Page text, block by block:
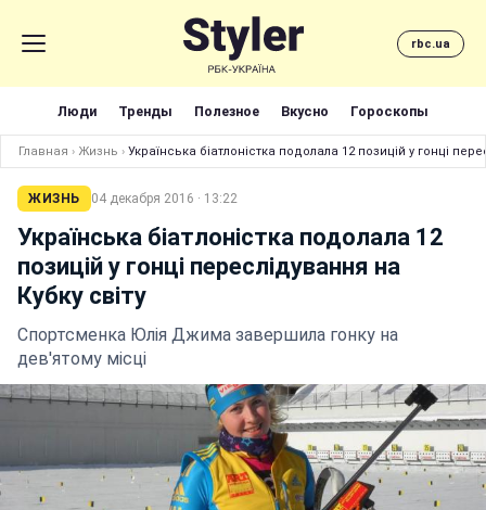
rbc.ua
Люди Тренды Полезное Вкусно Гороскопы
Главная › Жизнь › Українська біатлоністка подолала 12 позицій у гонці
ЖИЗНЬ 04 декабря 2016 · 13:22
Українська біатлоністка подолала 12
позицій у гонці переслідування на
Кубку світу
Спортсменка Юлія Джима завершила гонку на
дев'ятому місці